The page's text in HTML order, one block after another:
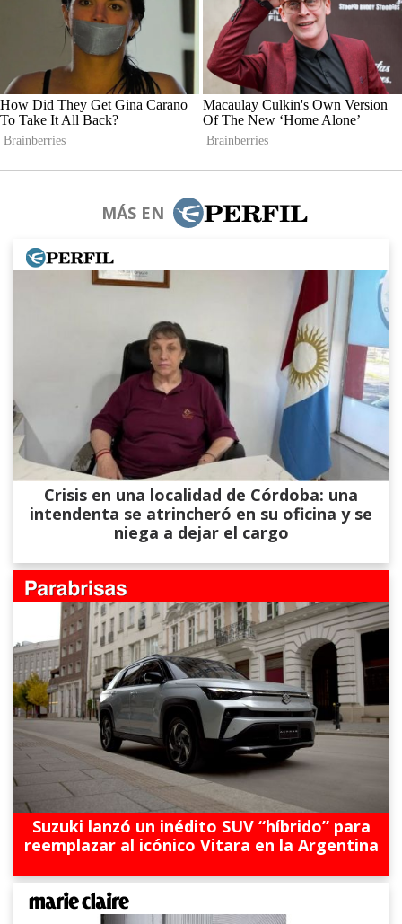
MÁS EN
Crisis en una localidad de Córdoba: una
intendenta se atrincheró en su oficina y se
niega a dejar el cargo
Suzuki lanzó un inédito SUV “híbrido” para
reemplazar al icónico Vitara en la Argentina